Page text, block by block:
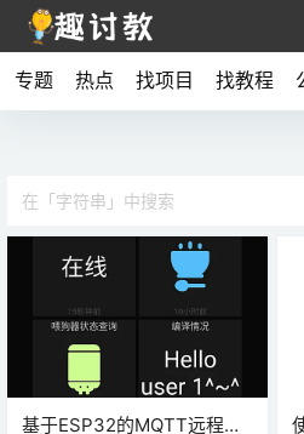
专题 热点 找项目 找教程
基于ESP32的MQTT远程喂